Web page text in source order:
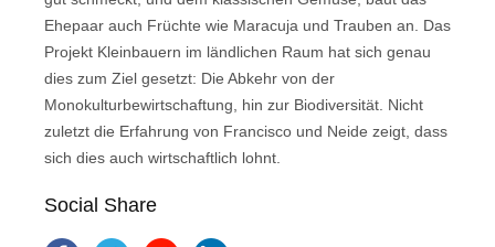
Ehepaar auch Früchte wie Maracuja und Trauben an. Das
Projekt Kleinbauern im ländlichen Raum hat sich genau
dies zum Ziel gesetzt: Die Abkehr von der
Monokulturbewirtschaftung, hin zur Biodiversität. Nicht
zuletzt die Erfahrung von Francisco und Neide zeigt, dass
sich dies auch wirtschaftlich lohnt.
Social Share